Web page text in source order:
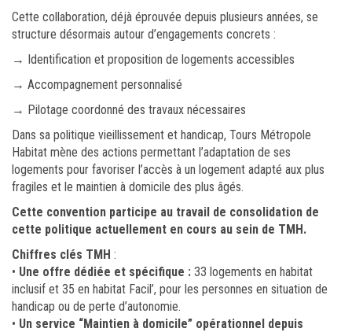
Cette collaboration, déjà éprouvée depuis plusieurs années, se
structure désormais autour d’engagements concrets :
→ Identification et proposition de logements accessibles
→ Accompagnement personnalisé
→ Pilotage coordonné des travaux nécessaires
Dans sa politique vieillissement et handicap, Tours Métropole
Habitat mène des actions permettant l’adaptation de ses
logements pour favoriser l’accès à un logement adapté aux plus
fragiles et le maintien à domicile des plus âgés.
Cette convention participe au travail de consolidation de
cette politique actuellement en cours au sein de TMH.
Chiffres clés TMH :
• Une offre dédiée et spécifique : 33 logements en habitat
inclusif et 35 en habitat Facil’, pour les personnes en situation de
handicap ou de perte d’autonomie.
• Un service “Maintien à domicile” opérationnel depuis